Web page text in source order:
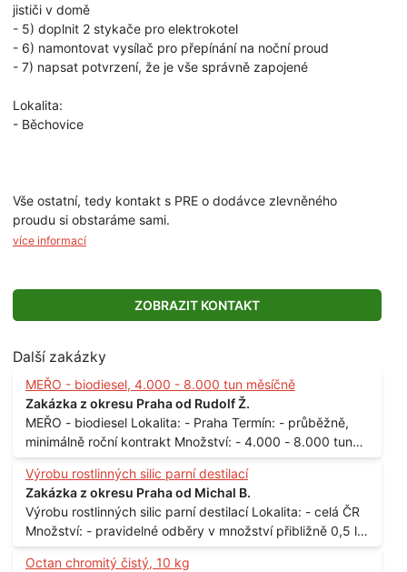
jističi v domě
- 5) doplnit 2 stykače pro elektrokotel
- 6) namontovat vysílač pro přepínání na noční proud
- 7) napsat potvrzení, že je vše správně zapojené
Lokalita:
- Běchovice
Vše ostatní, tedy kontakt s PRE o dodávce zlevněného
proudu si obstaráme sami.
více informací
ZOBRAZIT KONTAKT
Další zakázky
MEŘO - biodiesel, 4.000 - 8.000 tun měsíčně
Zakázka z okresu Praha od Rudolf Ž.
MEŘO - biodiesel Lokalita: - Praha Termín: - průběžně,
minimálně roční kontrakt Množství: - 4.000 - 8.000 tun
měsíčně
Výrobu rostlinných silic parní destilací
Zakázka z okresu Praha od Michal B.
Výrobu rostlinných silic parní destilací Lokalita: - celá ČR
Množství: - pravidelné odběry v množství přibližně 0,5 l
až 1 l
Octan chromitý čistý, 10 kg